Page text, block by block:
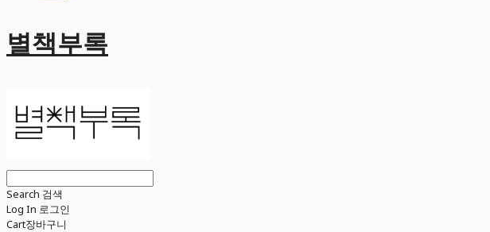
별책부록
Search 검색
Log In 로그인
Cart장바구니